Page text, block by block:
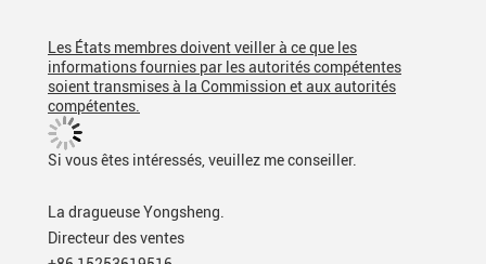
Les États membres doivent veiller à ce que les
informations fournies par les autorités compétentes
soient transmises à la Commission et aux autorités
compétentes.
Si vous êtes intéressés, veuillez me conseiller.
La dragueuse Yongsheng.
Directeur des ventes